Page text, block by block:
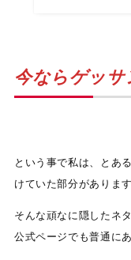
今ならゲッ
という事で私は、とあ
けていた部分があります
そんな頑なに隠したネ
公式ページでも普通に